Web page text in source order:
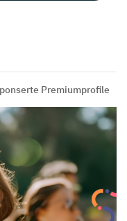
Premiumprofile